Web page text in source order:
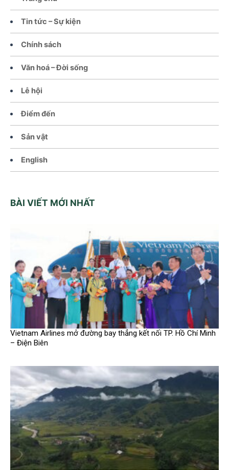
Tin tức – Sự kiện
Chính sách
Văn hoá – Đời sống
Lễ hội
Điểm đến
Sản vật
English
BÀI VIẾT MỚI NHẤT
Vietnam Airlines mở đường bay thẳng kết nối TP. Hồ Chí Minh
– Điện Biên